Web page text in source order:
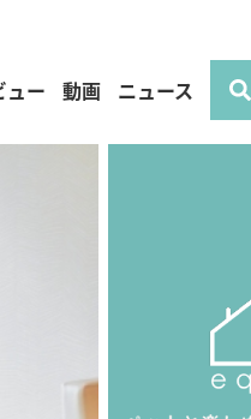
ュー 動画 ニュース